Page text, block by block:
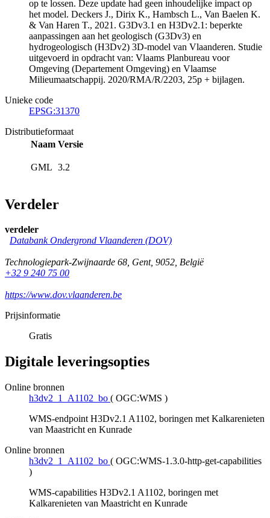
op te lossen. Deze update had geen inhoudelijke impact op
het model. Deckers J., Dirix K., Hambsch L., Van Baelen K.
& Van Haren T., 2021. G3Dv3.1 en H3Dv2.1: beperkte
aanpassingen aan het geologisch (G3Dv3) en
hydrogeologisch (H3Dv2) 3D-model van Vlaanderen. Studie
uitgevoerd in opdracht van: Vlaams Planbureau voor
Omgeving (Departement Omgeving) en Vlaamse
Milieumaatschappij. 2020/RMA/R/2203, 25p + bijlagen.
Unieke code
EPSG:31370
Distributieformaat
Naam Versie
GML 3.2
Verdeler
verdeler
Databank Ondergrond Vlaanderen (DOV)
Technologiepark-Zwijnaarde 68, Gent, 9052, België
+32 9 240 75 00
https://www.dov.vlaanderen.be
Prijsinformatie
Gratis
Digitale leveringsopties
Online bronnen
h3dv2_1_A1102_bo ( OGC:WMS )
WMS-endpoint H3Dv2.1 A1102, boringen met Kalkarenieten
van Maastricht en Kunrade
Online bronnen
h3dv2_1_A1102_bo ( OGC:WMS-1.3.0-http-get-capabilities
)
WMS-capabilities H3Dv2.1 A1102, boringen met
Kalkarenieten van Maastricht en Kunrade